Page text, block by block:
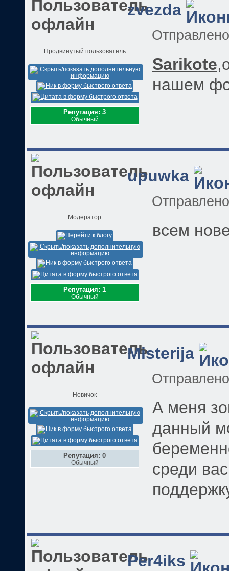
zvezda
Продвинутый пользователь
Репутация: 3
Обычный
Sarikote
нашем
upuwka
Модератор
Репутация: 1
Обычный
всем
Misterija
Новичок
Репутация: 0
Обычный
А меня
данный
среди
Per4iks